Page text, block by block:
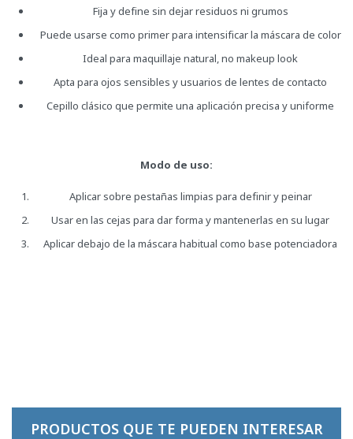
Fija y define sin dejar residuos ni grumos
Puede usarse como primer para intensificar la máscara de color
Ideal para maquillaje natural, no makeup look
Apta para ojos sensibles y usuarios de lentes de contacto
Cepillo clásico que permite una aplicación precisa y uniforme
Modo de uso:
Aplicar sobre pestañas limpias para definir y peinar
Usar en las cejas para dar forma y mantenerlas en su lugar
Aplicar debajo de la máscara habitual como base potenciadora
PRODUCTOS QUE TE PUEDEN INTERESAR